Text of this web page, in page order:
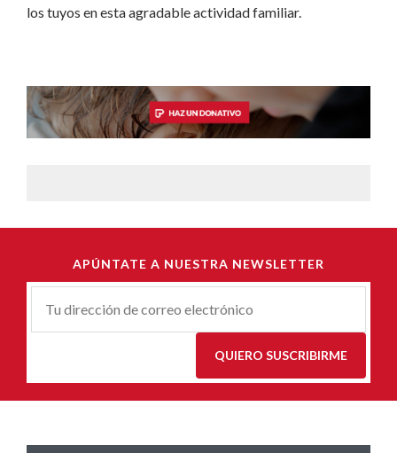
los tuyos en esta agradable actividad familiar.
APÚNTATE A NUESTRA NEWSLETTER
Correu-
QUIERO SUSCRIBIRME